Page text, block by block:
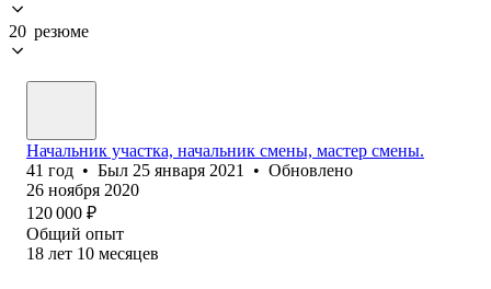
20 резюме
Начальник участка, начальник смены, мастер смены.
41 год • Был 25 января 2021 • Обновлено
26 ноября 2020
120 000 ₽
Общий опыт
18 лет 10 месяцев